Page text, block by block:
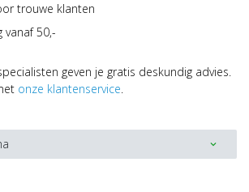
trouwe klanten
vanaf 50,-
geven je gratis deskundig advies.
onze klantenservice.
expand_more